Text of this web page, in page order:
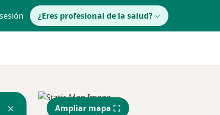
¿Eres profesional de la salud?
Ampliar mapa